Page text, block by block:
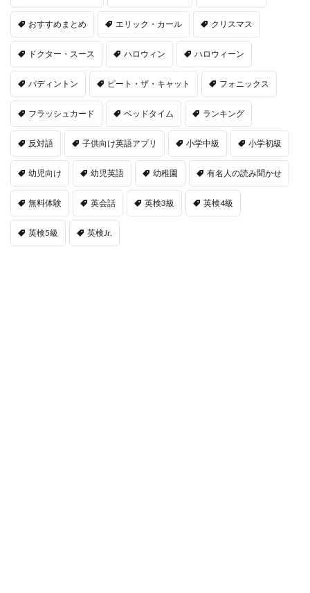
おすすめまとめ エリック・カール クリスマス
ドクター・スース ハロウィン ハロウィーン
パディントン ピート・ザ・キャット フォニックス
フラッシュカード ベッドタイム ランキング
反対語 子供向け英語アプリ 小学中級 小学初級
幼児向け 幼児英語 幼稚園 有名人の読み聞かせ
無料体験 英会話 英検3級 英検4級
英検5級 英検Jr.